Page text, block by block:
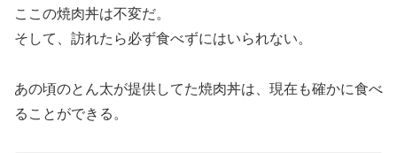
ここの焼肉丼は不変だ。
そして、訪れたら必ず食べずにはいられない。
あの頃のとん太が提供してた焼肉丼は、現在も確かに食べ
ることができる。